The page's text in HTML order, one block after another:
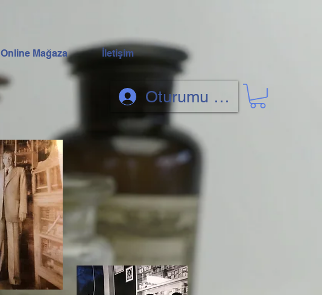
Online Mağaza İletişim
Oturumu aç